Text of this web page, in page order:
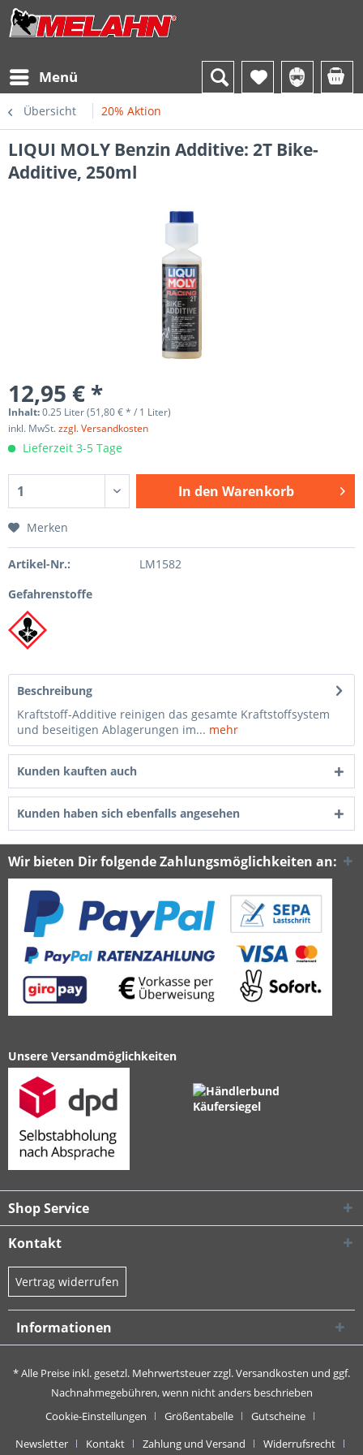
Menü
Übersicht 20% Aktion
LIQUI MOLY Benzin Additive: 2T Bike-
Additive, 250ml
12,95 € *
Inhalt:0.25 Liter (51,80 € * / 1 Liter)
inkl. MwSt.zzgl. Versandkosten
Lieferzeit 3-5 Tage
In den Warenkorb
Merken
Artikel-Nr.:
LM1582
Gefahrenstoffe
Beschreibung
Kraftstoff-Additive reinigen das gesamte Kraftstoffsystem
und beseitigen Ablagerungen im... mehr
Kunden kauften auch
Kunden haben sich ebenfalls angesehen
Wir bieten Dir folgende Zahlungsmöglichkeiten an:
Unsere Versandmöglichkeiten
Shop Service
Kontakt
Vertrag widerrufen
Informationen
* Alle Preise inkl. gesetzl. Mehrwertsteuer zzgl.Versandkosten und ggf.
Nachnahmegebühren, wenn nicht anders beschrieben
Cookie-Einstellungen
Größentabelle
Gutscheine
Newsletter
Kontakt Zahlung und Versand Widerrufsrecht